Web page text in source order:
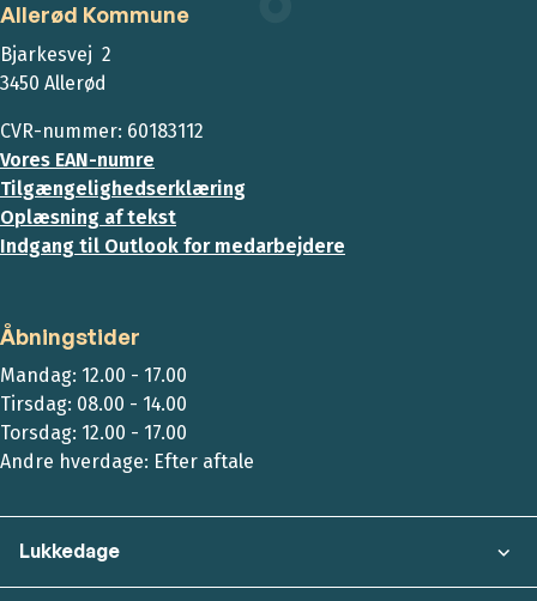
Allerød Kommune
Bjarkesvej 2
3450 Allerød
CVR-nummer: 60183112
Vores EAN-numre
Tilgængelighedserklæring
Oplæsning af tekst
Indgang til Outlook for medarbejdere
Åbningstider
Mandag: 12.00 - 17.00
Tirsdag: 08.00 - 14.00
Torsdag: 12.00 - 17.00
Andre hverdage: Efter aftale
Lukkedage